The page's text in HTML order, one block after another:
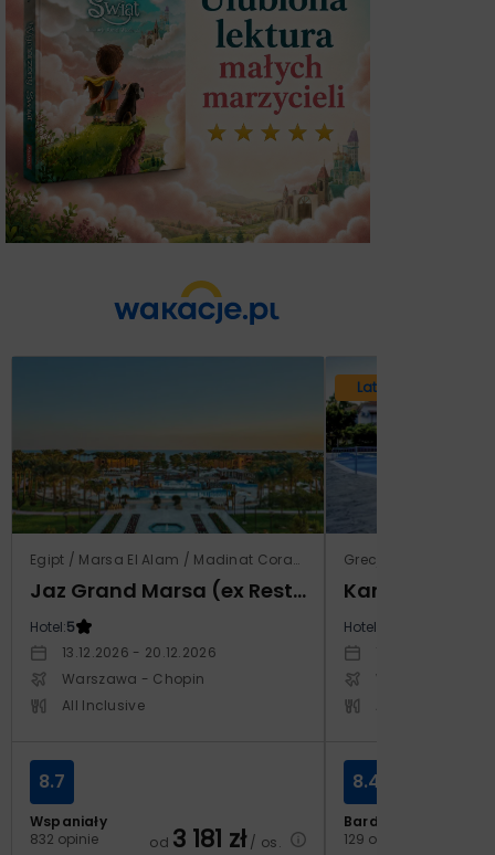
Egipt / Marsa El Alam / Madinat Coraya
Jaz Grand Marsa (ex Resta Grand Resort)
Hotel:5
13.12.2026 - 20.12.2026
Warszawa - Chopin
All Inclusive
Wspaniały
832 opinie
8.7
od 3 181 zł/ os.
Lato 2026
Grecja / Samos /
Kampos
Hotel:
Warszawa -
Bardzo dobry
129 opinii
8.4